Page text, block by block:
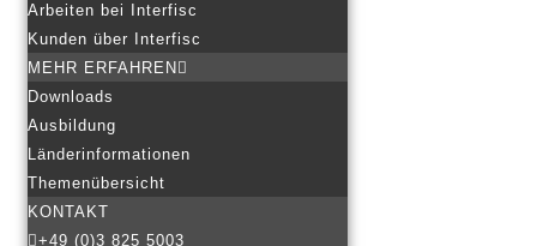
Arbeiten bei Interfisc
Kunden über Interfisc
MEHR ERFAHREN
Downloads
Ausbildung
Länderinformationen
Themenübersicht
KONTAKT
+49 (0)3 825 5003